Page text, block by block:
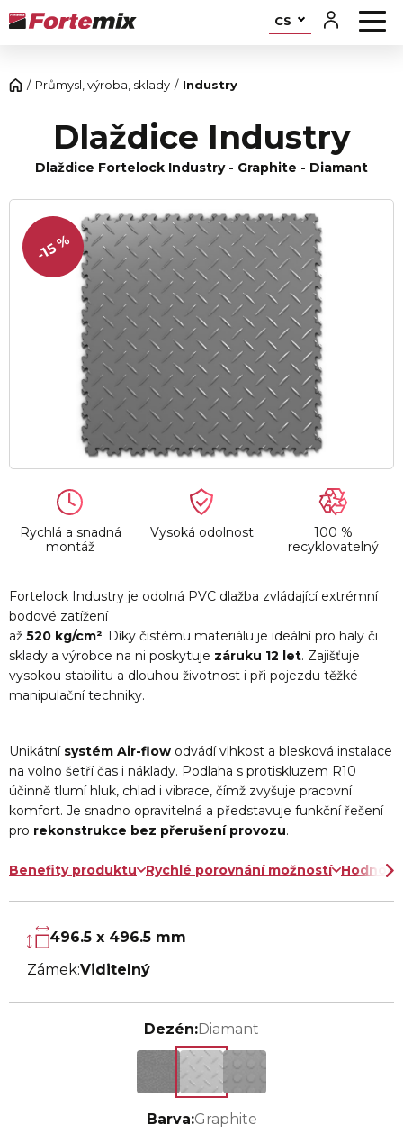
CS
Průmysl, výroba, sklady Industry
Dlaždice Industry
Dlaždice Fortelock Industry - Graphite - Diamant
Rychlá a snadná
montáž
Vysoká odolnost
100 %
recyklovatelný
-15 %
Fortelock Industry je odolná PVC dlažba zvládající extrémní
bodové zatížení
až 520 kg/cm². Díky čistému materiálu je ideální pro haly či
sklady a výrobce na ni poskytuje záruku 12 let. Zajišťuje
vysokou stabilitu a dlouhou životnost i při pojezdu těžké
manipulační techniky.
Unikátní systém Air-flow odvádí vlhkost a blesková instalace
na volno šetří čas i náklady. Podlaha s protiskluzem R10
účinně tlumí hluk, chlad i vibrace, čímž zvyšuje pracovní
komfort. Je snadno opravitelná a představuje funkční řešení
pro rekonstrukce bez přerušení provozu.
Benefity produktu Rychlé porovnání možností
496.5 x 496.5 mm
Zámek:Viditelný
Dezén:Diamant
Barva:Graphite